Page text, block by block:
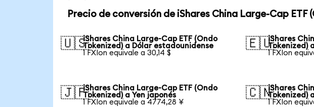
Precio de conversión de iShares China Large-Cap ETF
🇺🇸iShares China Large-Cap ETF (Ondo
Tokenized) a Dólar estadounidense
1 FXIon equivale a 30,14 $
🇪🇺iShares
Tokenized)
1 FXIon
🇯🇵iShares China Large-Cap ETF (Ondo
Tokenized) a Yen japonés
1 FXIon equivale a 4774,28 ¥
🇨🇳iShares
Tokenized)
1 FXIon